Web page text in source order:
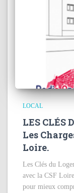
LOCAL
LES CLÉS
Les
Loire.
Les Clés du
avec la CSF
pour mieux